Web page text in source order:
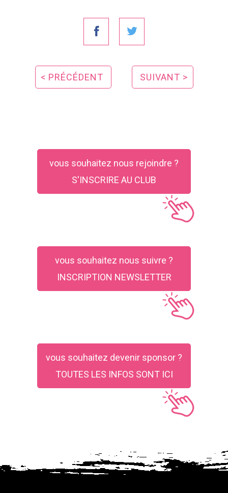
< PRÉCÉDENT SUIVANT >
vous souhaitez nous rejoindre ?
S'INSCRIRE AU CLUB
vous souhaitez nous suivre ?
INSCRIPTION NEWSLETTER
vous souhaitez devenir sponsor ?
TOUTES LES INFOS SONT ICI